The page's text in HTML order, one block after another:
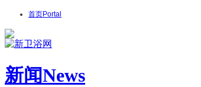
首页Portal
新闻News